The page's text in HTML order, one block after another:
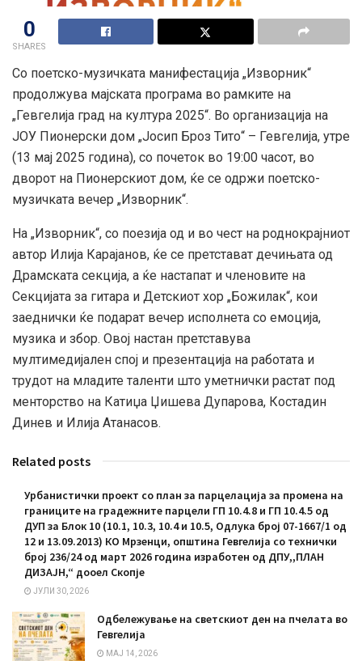
0
SHARES
Со поетско-музичката манифестација „Изворник“
продолжува мајската програма во рамките на
„Гевгелија град на култура 2025“. Во организација на
ЈОУ Пионерски дом „Јосип Броз Тито“ – Гевгелија, утре
(13 мај 2025 година), со почеток во 19:00 часот, во
дворот на Пионерскиот дом, ќе се одржи поетско-
музичката вечер „Изворник“.
На „Изворник“, со поезија од и во чест на роднокрајниот
автор Илија Карајанов, ќе се претстават дечињата од
Драмската секција, а ќе настапат и членовите на
Секцијата за гитара и Детскиот хор „Божилак“, кои
заеднички ќе подарат вечер исполнета со емоција,
музика и збор. Овој настан претставува
мултимедијален спој и презентација на работата и
трудот на младите таленти што уметнички растат под
менторство на Катиџа Џишева Дупарова, Костадин
Динев и Илија Атанасов.
Related posts
Урбанистички проект со план за парцелација за промена на
границите на градежните парцели ГП 10.4.8 и ГП 10.4.5 од
ДУП за Блок 10 (10.1, 10.3, 10.4 и 10.5, Одлука број 07-1667/1 од
12 и 13.09.2013) КО Мрзенци, општина Гевгелија со технички
број 236/24 од март 2026 година изработен од ДПУ,,ПЛАН
ДИЗАЈН,“ дооел Скопје
ЈУЛИ 30, 2026
Oдбележување на светскиот ден на пчелата во
Гевгелија
МАЈ 14, 2026